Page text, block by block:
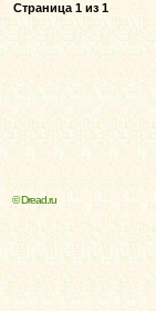
Страница 1из 1
© Dread.ru